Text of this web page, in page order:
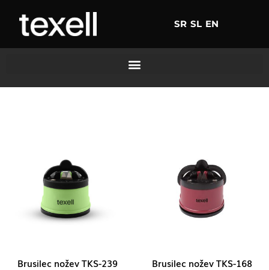
SR SL EN
Brusilec nožev TKS-239 Brusilec nožev TKS-168